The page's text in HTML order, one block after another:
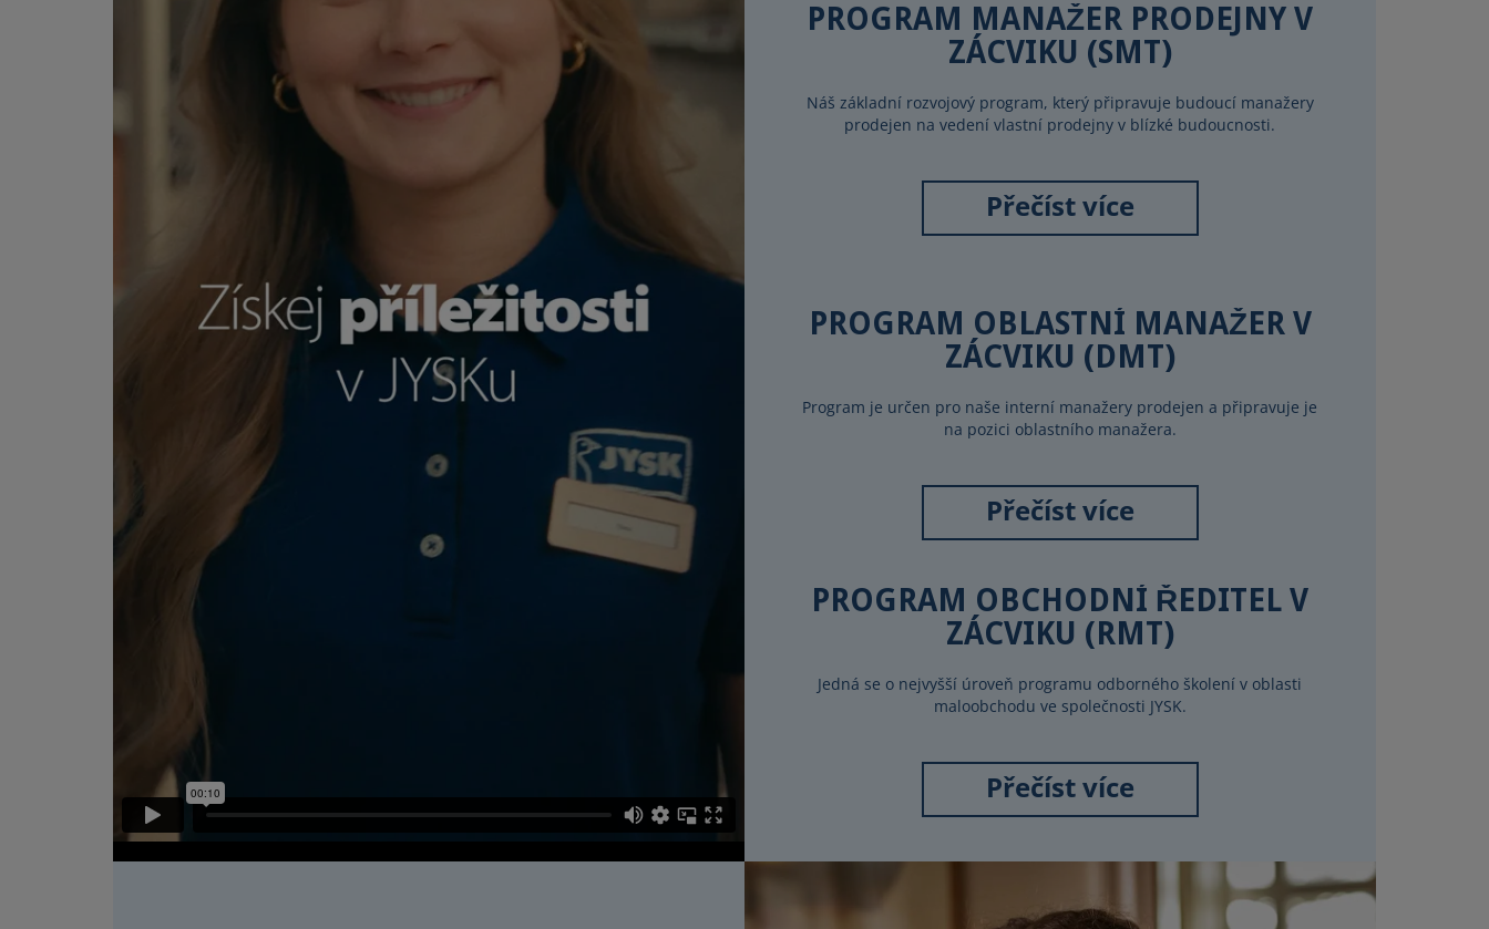
PROGRAM MANAŽER PRODEJNY V
ZÁCVIKU (SMT)
Náš základní rozvojový program, který připravuje budoucí manažery
prodejen na vedení vlastní prodejny v blízké budoucnosti.
Přečíst více
PROGRAM OBLASTNÍ MANAŽER V
ZÁCVIKU (DMT)
Program je určen pro naše interní manažery prodejen a připravuje je
na pozici oblastního manažera.
Přečíst více
PROGRAM OBCHODNÍ ŘEDITEL V
ZÁCVIKU (RMT)
Jedná se o nejvyšší úroveň programu odborného školení v oblasti
maloobchodu ve společnosti JYSK.
Přečíst více